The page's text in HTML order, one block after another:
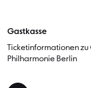
Gastkasse
Ticketinformationen
Philharmonie Berlin